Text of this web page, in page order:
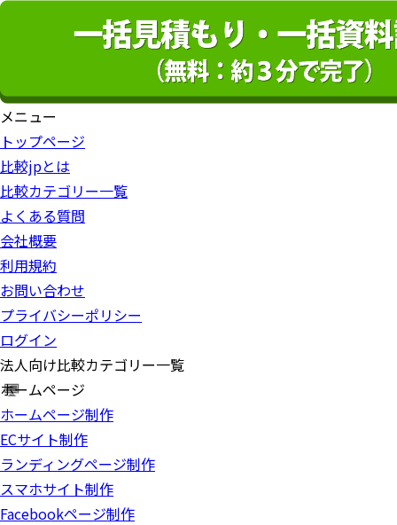
メニュー
トップページ
比較jpとは
比較カテゴリー一覧
よくある質問
会社概要
利用規約
お問い合わせ
プライバシーポリシー
ログイン
法人向け比較カテゴリー一覧
ホームページ
ホームページ制作
ECサイト制作
ランディングページ制作
スマホサイト制作
Facebookページ制作